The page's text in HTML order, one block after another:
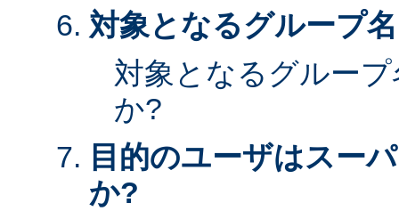
対象となるグループ
対象となるグルー
か?
目的のユーザはスー
か?